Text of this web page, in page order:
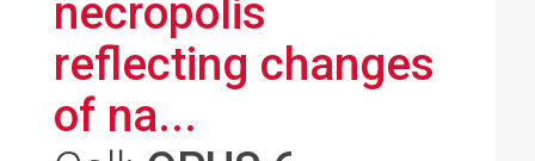
necropolis
reflecting changes
of na...